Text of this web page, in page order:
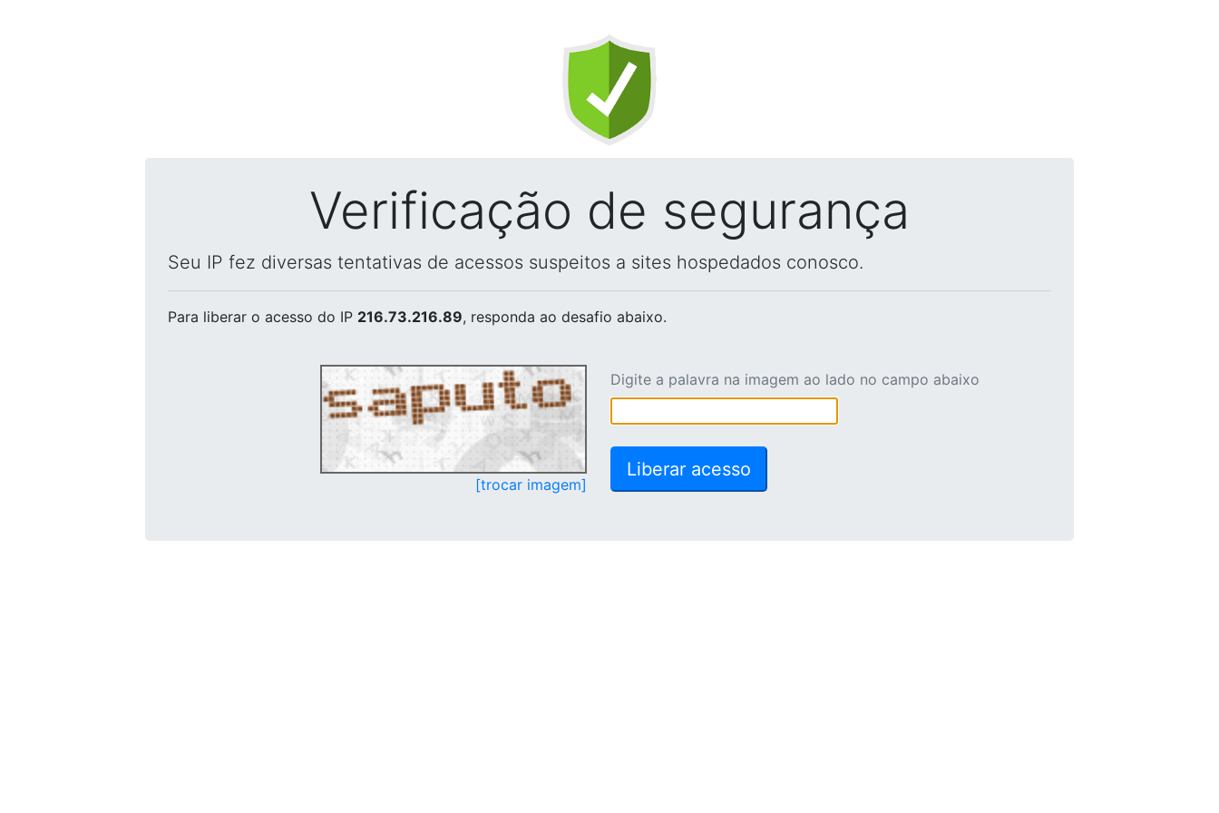
Verificação de segurança
Seu IP fez diversas tentativas de acessos suspeitos a sites hospedados conosco.
Para liberar o acesso do IP 216.73.216.89, responda ao desafio abaixo.
[trocar imagem]
Digite a palavra na imagem ao lado no campo abaixo